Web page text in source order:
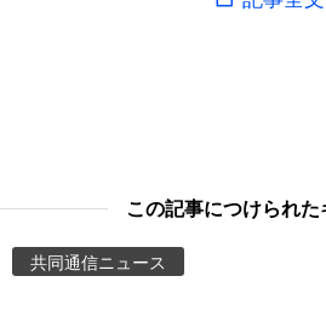
スポーツ・東京2020
Topics
Images
この記事につけられ
共同通信ニュース